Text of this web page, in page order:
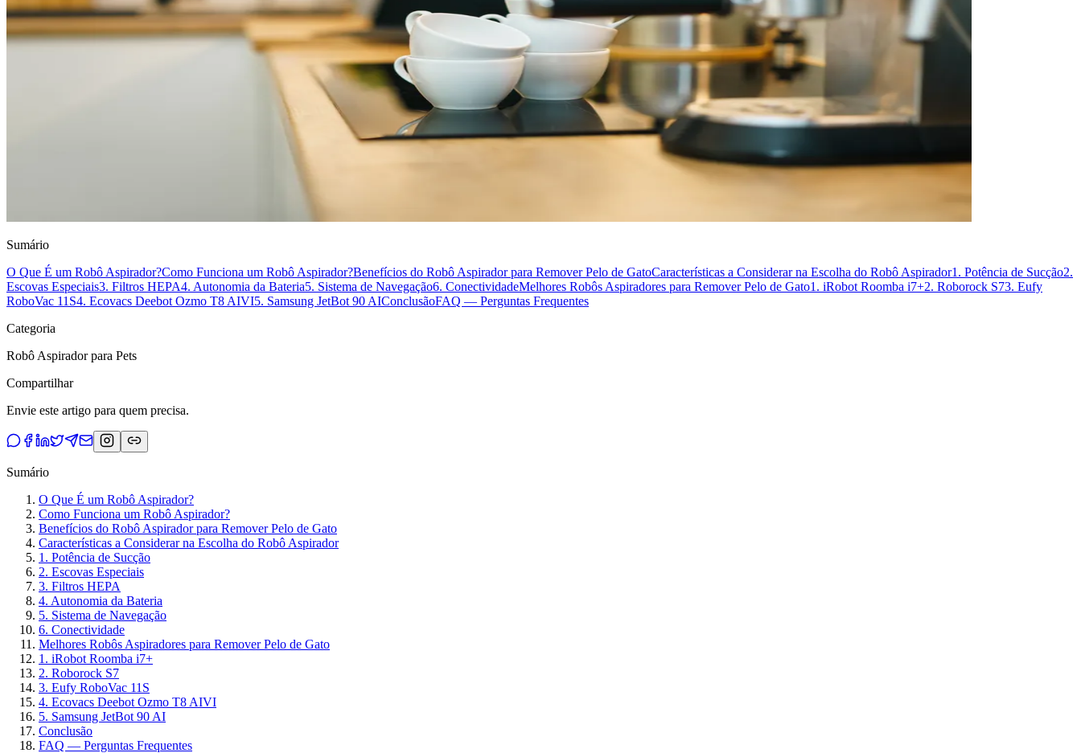
Sumário
O Que É um Robô Aspirador?Como Funciona um Robô Aspirador?Benefícios do Robô Aspirador para Remover Pelo de GatoCaracterísticas a Considerar na Escolha do Robô Aspirador1. Potência de Sucção2.
Escovas Especiais3. Filtros HEPA4. Autonomia da Bateria5. Sistema de Navegação6. ConectividadeMelhores Robôs Aspiradores para Remover Pelo de Gato1. iRobot Roomba i7+2. Roborock S73. Eufy
RoboVac 11S4. Ecovacs Deebot Ozmo T8 AIVI5. Samsung JetBot 90 AIConclusãoFAQ — Perguntas Frequentes
Categoria
Robô Aspirador para Pets
Compartilhar
Envie este artigo para quem precisa.
Sumário
O Que É um Robô Aspirador?
Como Funciona um Robô Aspirador?
Benefícios do Robô Aspirador para Remover Pelo de Gato
Características a Considerar na Escolha do Robô Aspirador
1. Potência de Sucção
2. Escovas Especiais
3. Filtros HEPA
4. Autonomia da Bateria
5. Sistema de Navegação
6. Conectividade
Melhores Robôs Aspiradores para Remover Pelo de Gato
1. iRobot Roomba i7+
2. Roborock S7
3. Eufy RoboVac 11S
4. Ecovacs Deebot Ozmo T8 AIVI
5. Samsung JetBot 90 AI
Conclusão
FAQ — Perguntas Frequentes